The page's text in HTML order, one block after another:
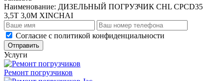
Наименование: ДИЗЕЛЬНЫЙ ПОГРУЗЧИК CHL CPCD35
3,5Т 3,0М XINCHAI
Cогласие с политикой конфиденциальности
Отправить
Услуги
Ремонт погрузчиков